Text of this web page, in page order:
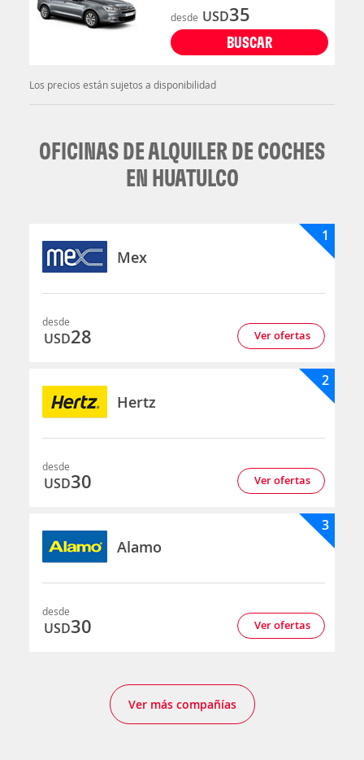
desde USD35
BUSCAR
Los precios están sujetos a disponibilidad
OFICINAS DE ALQUILER DE COCHES
EN HUATULCO
Mex
1
desde
USD28 Ver ofertas
Hertz
2
desde
USD30 Ver ofertas
Alamo
3
desde
USD30 Ver ofertas
Ver más compañías